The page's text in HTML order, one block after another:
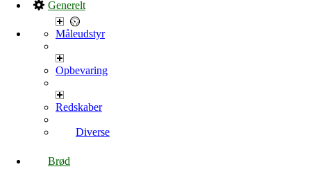
Generelt
Måleudstyr
Opbevaring
Redskaber
Diverse
Brød